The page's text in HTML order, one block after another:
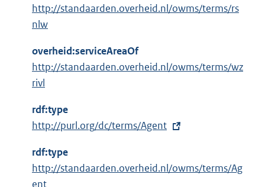
http://standaarden.overheid.nl/owms/terms/rs
nlw
overheid:serviceAreaOf
http://standaarden.overheid.nl/owms/terms/wz
rivl
rdf:type
E
t
e
http://purl.org/dc/terms/Agent
rdf:type
http://standaarden.overheid.nl/owms/terms/Ag
ent